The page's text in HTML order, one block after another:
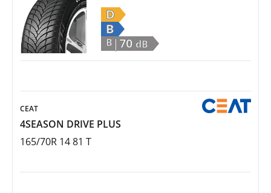
D
B
B |70 dB
CEAT
4SEASON DRIVE PLUS
165/70R 14 81 T